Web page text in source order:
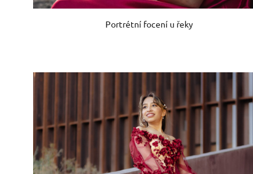
Portrétní focení u řeky